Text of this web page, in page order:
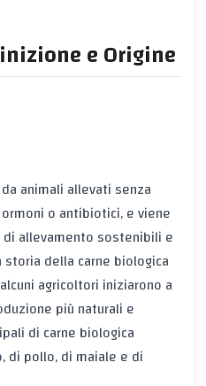
e Origine
animali allevati senza
o antibiotici, e viene
allevamento sostenibili e
della carne biologica
agricoltori iniziarono a
più naturali e
di carne biologica
di pollo, di maiale e di